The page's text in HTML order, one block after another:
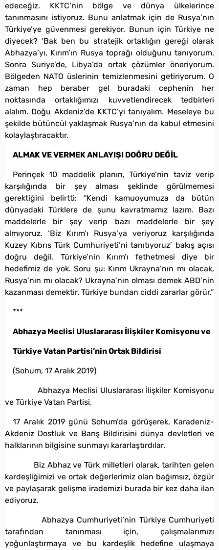
edeceğiz. KKTC’nin bölge ve dünya ülkelerince
tanınmasını istiyoruz. Bunu anlatmak için de Rusya’nın
Türkiye’ye güvenmesi gerekiyor. Bunun için Türkiye ne
diyecek? ‘Bak ben bu stratejik ortaklığın gereği olarak
Abhazya’yı, Kırım’ın Rusya toprağı olduğunu tanıyorum.
Sonra Suriye’de, Libya’da ortak çözümler öneriyorum.
Bölgeden NATO üslerinin temizlenmesini getiriyorum. O
zaman hep beraber gel buradaki cephenin her
noktasında ortaklığımızı kuvvetlendirecek tedbirleri
alalım. Doğu Akdeniz’de KKTC’yi tanıyalım. Meseleye bu
şekilde bütüncül yaklaşmak Rusya’nın da kabul etmesini
kolaylaştıracaktır.
ALMAK VE VERMEK ANLAYIŞI DOĞRU DEĞİL
Perinçek 10 maddelik planın, Türkiye’nin taviz verip
karşılığında bir şey alması şeklinde görülmemesi
gerektiğini belirtti: “Kendi kamuoyumuza da bütün
dünyadaki Türklere de şunu kavratmamız lazım. Bazı
maddelerle bir şey verip bazı maddelerle bir şey
almıyoruz. ‘Biz Kırım’ı Rusya’ya veriyoruz karşılığında
Kuzey Kıbrıs Türk Cumhuriyeti’ni tanıtıyoruz’ bakış açısı
doğru değil. Türkiye’nin Kırım’ı fethetmesi diye bir
hedefimiz de yok. Soru şu: Kırım Ukrayna’nın mı olacak,
Rusya’nın mı olacak? Ukrayna’nın olması demek ABD’nin
kazanması demektir. Türkiye bundan ciddi zararlar görür.”
***
Abhazya Meclisi Uluslararası İlişkiler Komisyonu ve
Türkiye Vatan Partisi’nin Ortak Bildirisi
(Sohum, 17 Aralık 2019)
Abhazya Meclisi Uluslararası İlişkiler Komisyonu
ve Türkiye Vatan Partisi,
17 Aralık 2019 günü Sohum’da görüşerek, Karadeniz-
Akdeniz Dostluk ve Barış Bildirisini dünya devletleri ve
halklarının bilgisine sunmayı kararlaştırdılar.
Biz Abhaz ve Türk milletleri olarak, tarihten gelen
kardeşliğimizi ve ortak değerlerimiz olan bağımsız, özgür
ve paylaşarak gelişme irademizi burada bir kez daha ilan
ediyoruz.
Abhazya Cumhuriyeti’nin Türkiye Cumhuriyeti
tarafından tanınması için, çalışmalarımızı
yoğunlaştırmaya ve bu kardeşlik hedefine ulaşmaya